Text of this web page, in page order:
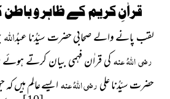
قراٰنِ کریم کے ظاہر و
لقب پانے والے صحابی حضرت سیّدُنا عبدُاللہ
رضی اللہُ عنہکی قراٰن فہمی بیان کرتے ہوئے
حضرت سیّدُنا علیرضی اللہُ عنہایسے عالِم ہیں